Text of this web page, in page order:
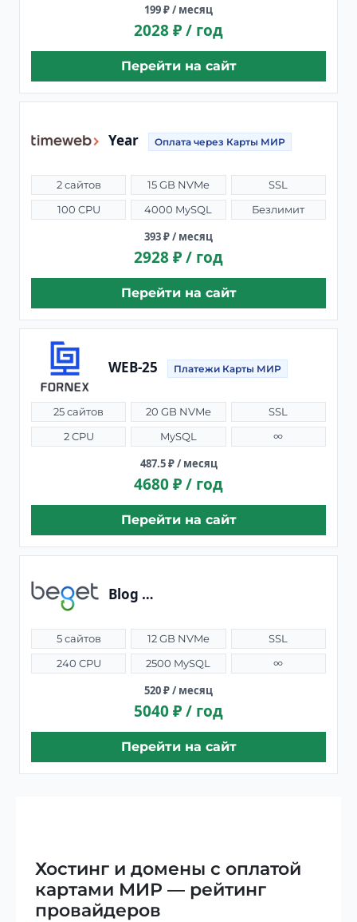
199 ₽ / месяц
2028 ₽ / год
Перейти на сайт
Year Оплата через Карты МИР
2 сайтов 15 GB NVMe
SSL
100 CPU
4000 MySQL Безлимит
393 ₽ / месяц
2928 ₽ / год
Перейти на сайт
WEB-25 Платежи Карты МИР
25 сайтов 20 GB NVMe
SSL
2 CPU
MySQL ∞
487.5 ₽ / месяц
4680 ₽ / год
Перейти на сайт
Blog
5 сайтов 12 GB NVMe
SSL
240 CPU
2500 MySQL ∞
520 ₽ / месяц
5040 ₽ / год
Перейти на сайт
Хостинг и домены с оплатой
картами МИР — рейтинг
провайдеров